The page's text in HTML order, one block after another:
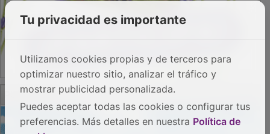
PUBLICIDAD
Tu privacidad es importante
Utilizamos cookies propias y de terceros para
optimizar nuestro sitio, analizar el tráfico y
mostrar publicidad personalizada.
Puedes aceptar todas las cookies o configurar tus
preferencias. Más detalles en nuestra Política de